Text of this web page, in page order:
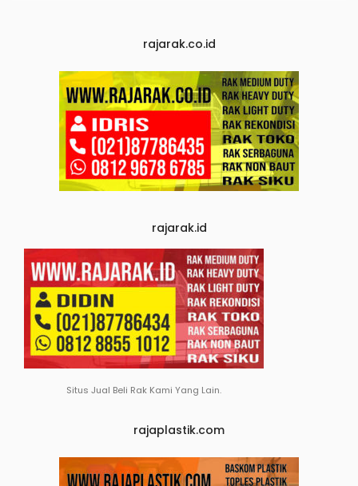
rajarak.co.id
rajarak.id
Situs Jual Beli Rak Kami Yang Lain.
rajaplastik.com